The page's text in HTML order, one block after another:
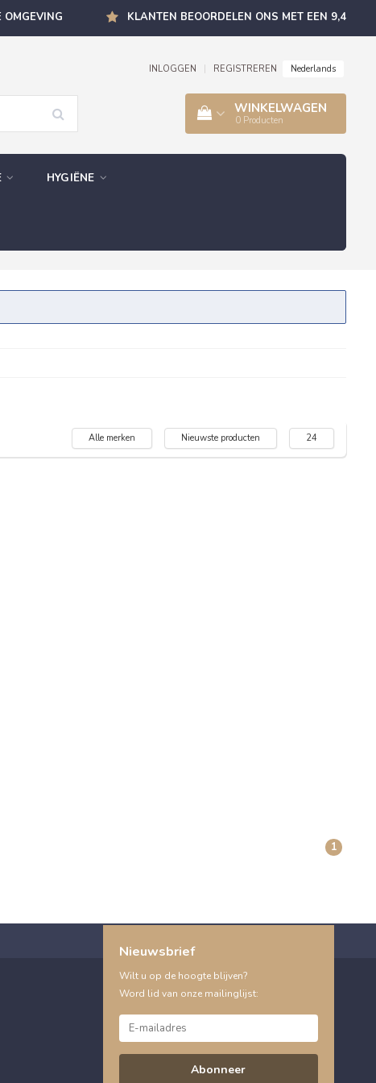
OMGEVING KLANTEN BEOORDELEN ONS MET EEN 9,4
INLOGGEN REGISTREREN Nederlands
WINKELWAGEN
0 Producten
HYGIËNE
Alle merken Nieuwste producten 24
1
Nieuwsbrief
Wilt u op de hoogte blijven?
Word lid van onze mailinglijst:
Abonneer